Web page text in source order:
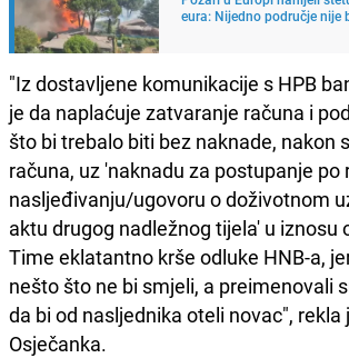
eura: Nijedno područje nije
"Iz dostavljene komunikacije s HPB
je da naplaćuje zatvaranje računa i
što bi trebalo biti bez naknade, nakon
računa, uz 'naknadu za postupanje po
nasljeđivanju/ugovoru o doživotnom
aktu drugog nadležnog tijela' u iznosu
Time eklatantno krše odluke HNB-a,
nešto što ne bi smjeli, a preimenovali
da bi od nasljednika oteli novac", rekla
Osječanka.